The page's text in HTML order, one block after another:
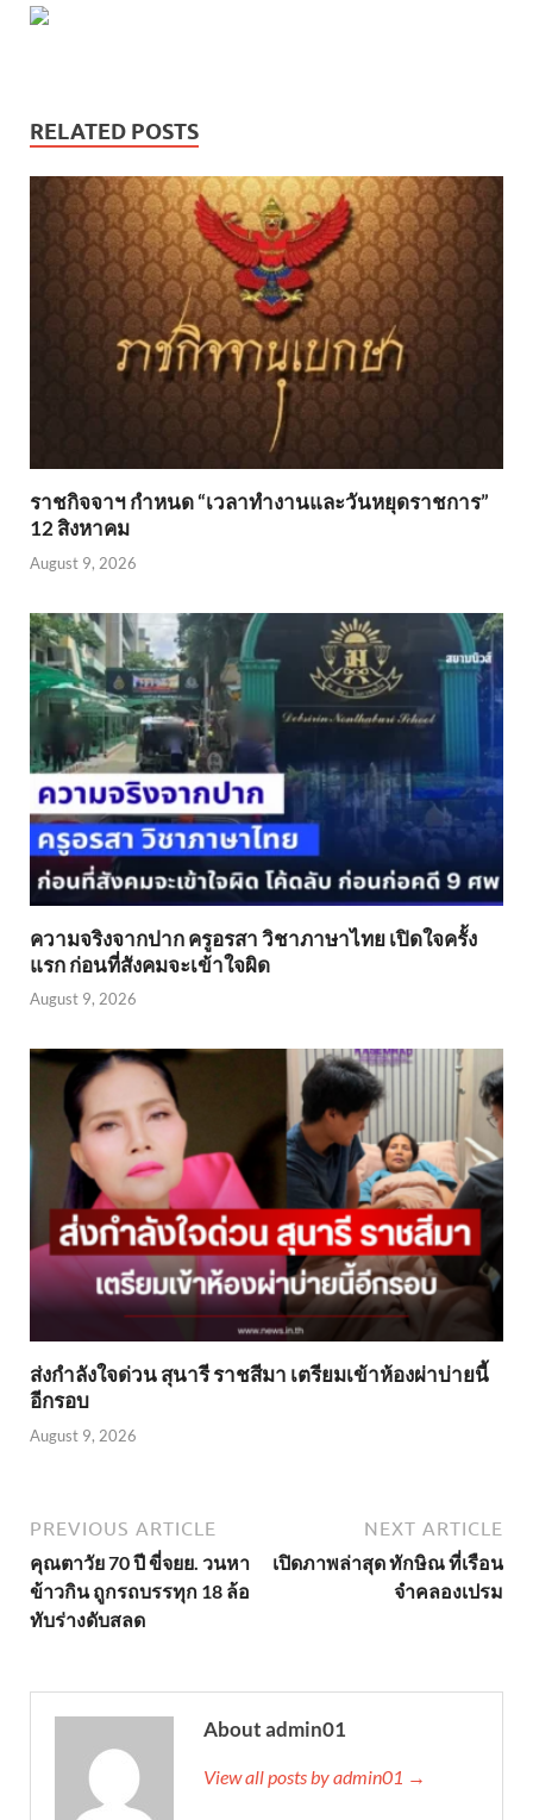
RELATED POSTS
ราชกิจจาฯ กำหนด “เวลาทำงานและวันหยุดราชการ”
12 สิงหาคม
August 9, 2026
ความจริงจากปาก ครูอรสา วิชาภาษาไทย เปิดใจครั้ง
แรก ก่อนที่สังคมจะเข้าใจผิด
August 9, 2026
ส่งกำลังใจด่วน สุนารี ราชสีมา เตรียมเข้าห้องผ่าบ่ายนี้
อีกรอบ
August 9, 2026
PREVIOUS ARTICLE
คุณตาวัย 70 ปี ขี่จยย. วนหา
ข้าวกิน ถูกรถบรรทุก 18 ล้อ
ทับร่างดับสลด
NEXT ARTICLE
เปิดภาพล่าสุด ทักษิณ ที่เรือน
จำคลองเปรม
About admin01
View all posts by admin01 →